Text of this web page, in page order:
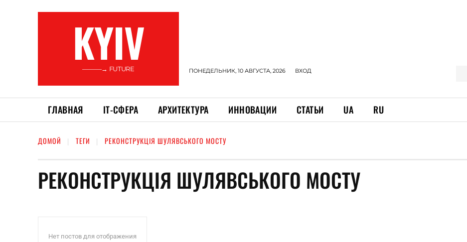
KYIV
———→ FUTURE ПОНЕДЕЛЬНИК, 10 АВГУСТА, 2026 ВХОД
ГЛАВНАЯ ІТ-СФЕРА АРХИТЕКТУРА ИННОВАЦИИ СТАТЬИ UA RU
ДОМОЙ ТЕГИ РЕКОНСТРУКЦІЯ ШУЛЯВСЬКОГО МОСТУ
РЕКОНСТРУКЦІЯ ШУЛЯВСЬКОГО МОСТУ
Нет постов для отображения